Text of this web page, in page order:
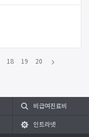
18 19 20
비급여진료비
인트라넷